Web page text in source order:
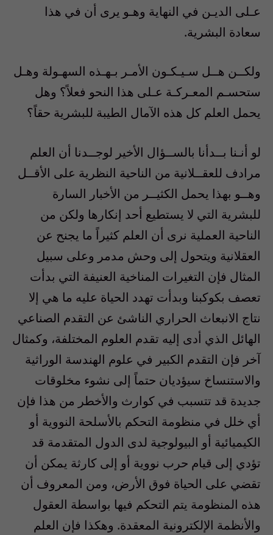
عـلى الديـن في النهاية وهـو يرى أن في هذا
سعادة البشرية.
ولكــن هــل سـيـكـون الأمـر بـهـذه السهـولة وهـل
ستحسـم المعـركـة عـلى هذا النحو فعلاً؟ وهل
يحمل العلم كل هذه الآمال الطيبة للبشرية حقاً؟
لو أنـنا بــدأنا بالســؤال الأخير لوجــدنا أن العلم
مرادف للعقــلانية من الناحية النظرية على الأقــل
وهــو بهذا يحمل الكثيــر من الأخبار السارة
للبشرية التي لا يستطيع أحد إنكارها ولكن من
الناحية العملية نرى أن العلم كثيراً ما يجنح عن
العقلانية ويتحول إلى وحش مدمر وعلى سبيل
المثال فإن التغيرات المناخية العنيفة التي بدأت
تعصف بكوكبنا وبدأت تهدد الحياة عليه ما هي إلا
نتاج الانبعاث الحراري الناشئ عن التقدم الصناعي
الهائل الذي أدى إليه تقدم العلوم المختلفة، وكمثال
آخر فإن التقدم الكبير في علوم الهندسة الوراثية
والاستنساخ سيؤديان حتماً إلى نشوء مخلوقات
جديدة قد تتسبب في كوارث والأخطر من هذا فإن
أي خلل في منظومة التحكم بالأسلحة النووية أو
الكيميائية أو البيولوجية لدى الدول المتقدمة قد
تؤدي إلى قيام حرب نووية أو إلى كارثة يمكن أن
تقضي على الحياة فوق الأرض، ومن المعروف أن
هذه المنظومة يتم التحكم فيها بواسطة العقول
والأنظمة الإلكترونية المعقدة. وهكذا فإن العلم